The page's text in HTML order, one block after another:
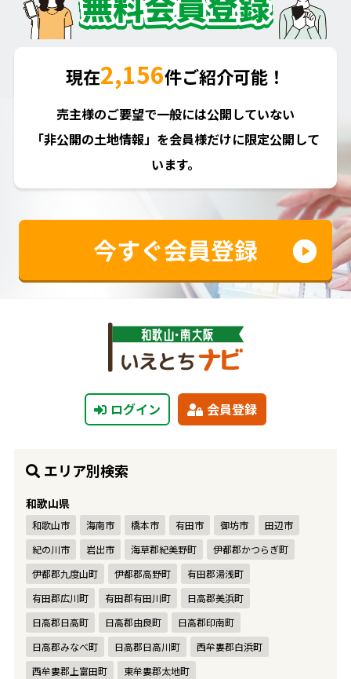
現在2,156件ご紹介可能！
売主様のご要望で一般には公開していない
「非公開の土地情報」を会員様だけに限定公開して
います。
ログイン 会員登録
エリア別検索
和歌山県
和歌山市 海南市 橋本市 有田市 御坊市
田辺市
紀の川市
岩出市 海草郡紀美野町
伊都郡かつらぎ町
伊都郡九度山町
伊都郡高野町
有田郡湯浅町
有田郡広川町
有田郡有田川町
日高郡美浜町
日高郡日高町
日高郡由良町
日高郡印南町
日高郡みなべ町
日高郡日高川町
西牟婁郡白浜町
西牟婁郡上富田町
東牟婁郡太地町